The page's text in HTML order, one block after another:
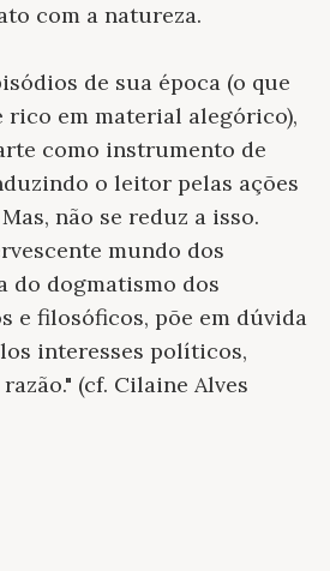
com a natureza.
de sua época (o que
rico em material alegórico),
como instrumento de
o leitor pelas ações
não se reduz a isso.
mundo dos
do dogmatismo dos
e filosóficos, põe em dúvida
interesses políticos,
(cf. Cilaine Alves